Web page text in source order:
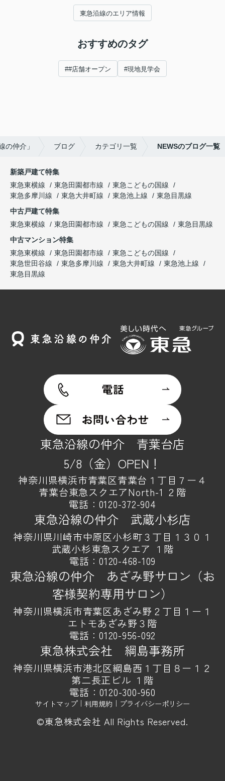
東急沿線のエリア情報
おすすめのタグ
##店舗オープン #現地見学会
の仲介」 ブログ カテゴリ一覧 NEWSのブログ一覧
新築戸建て特集
東急東横線
東急田園都市線
東急こどもの国線
東急多摩川線
東急大井町線 東急池上線
東急目黒線
中古戸建て特集
東急東横線
東急田園都市線 東急こどもの国線
東急目黒線
中古マンション特集
東急東横線
東急田園都市線
東急こどもの国線
東急世田谷線
東急多摩川線 東急大井町線
東急池上線
東急目黒線
東急沿線の仲介 青葉台店
5/8（金）OPEN！
神奈川県横浜市青葉区青葉台１丁目７ー４
青葉台東急スクエアNorth-1 ２階
電話： 0120-372-904
東急沿線の仲介 武蔵小杉店
神奈川県川崎市中原区小杉町３丁目１３０１
武蔵小杉東急スクエア １階
電話：0120-468-109
東急沿線の仲介 あざみ野サロン（お
客様契約専用サロン）
神奈川県横浜市青葉区あざみ野２丁目１ー１
エトモあざみ野３階
電話：0120-956-092
東急株式会社 綱島事務所
神奈川県横浜市港北区綱島西１丁目８ー１２
第二長正ビル １階
電話： 0120-300-960
サイトマップ｜ 利用規約 ｜ プライバシーポリシー
©東急株式会社 All Rights Reserved.